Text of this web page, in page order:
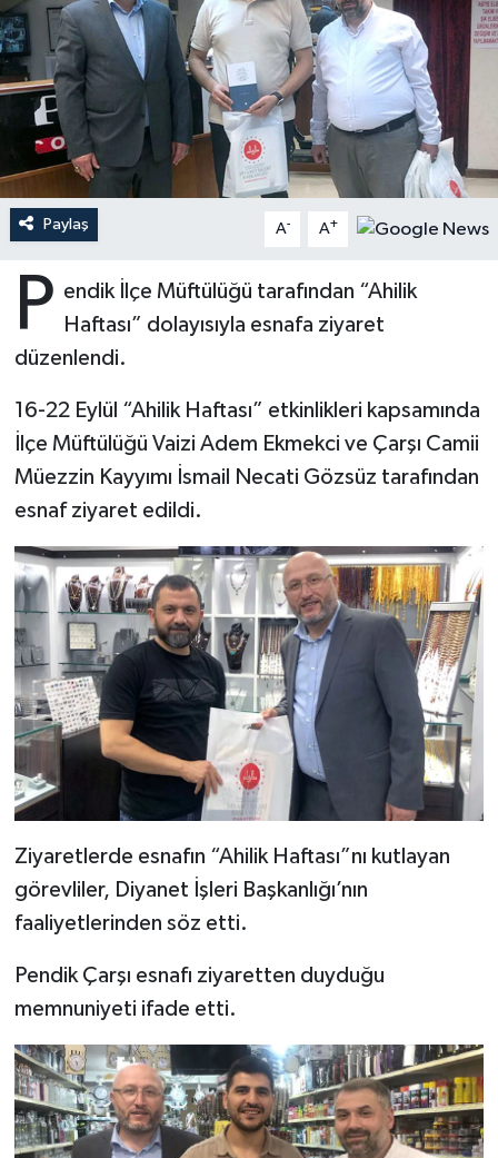
Paylaş A- A+
P endik İlçe Müftülüğü tarafından “Ahilik
Haftası” dolayısıyla esnafa ziyaret
düzenlendi.
16-22 Eylül “Ahilik Haftası” etkinlikleri kapsamında
İlçe Müftülüğü Vaizi Adem Ekmekci ve Çarşı Camii
Müezzin Kayyımı İsmail Necati Gözsüz tarafından
esnaf ziyaret edildi.
Ziyaretlerde esnafın “Ahilik Haftası”nı kutlayan
görevliler, Diyanet İşleri Başkanlığı’nın
faaliyetlerinden söz etti.
Pendik Çarşı esnafı ziyaretten duyduğu
memnuniyeti ifade etti.
Ardahan Müftülüğü
Artvin Müftülüğü
Aydın Müftülüğü
Balıkesir Müftülüğü
Batman Müftülüğü
Bilecik Müftülüğü
Bingöl Müftülüğü
Bitlis Müftülüğü
Bolu Müftülüğü
Burdur Müftülüğü
Bursa Müftülüğü
Çanakkale Müftülüğü
Çorum Müftülüğü
Diyarbakır Müftülüğü
Düzce Müftülüğü
Edirne Müftülüğü
Kudüs
Kurban
Mukabele
Peygamberimizin Hayatı
Sahabeler
Hutbeler
DİYANET AKADEMİ
DİYANET GENÇLİK
DİYANET RADYO/TV
Dünya
Kültür-Sanat
Sağlık
Makaleler
Ekonomi
Duyurular
Podcast
Biyografiler
İhtida Haberleri
YAŞAM